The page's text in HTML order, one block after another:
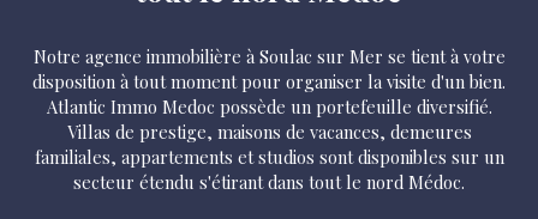
Notre agence immobilière à Soulac sur Mer se tient à votre
disposition à tout moment pour organiser la visite d'un bien.
Atlantic Immo Medoc possède un portefeuille diversifié.
Villas de prestige, maisons de vacances, demeures
familiales, appartements et studios sont disponibles sur un
secteur étendu s'étirant dans tout le nord Médoc.